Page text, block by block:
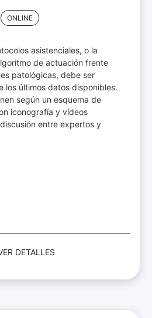
ONLINE
asistenciales, o la
de actuación frente
patológicas, debe ser
los últimos datos disponibles.
según un esquema de
iconografía y vídeos
entre expertos y
DETALLES